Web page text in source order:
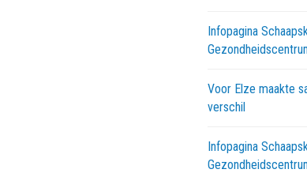
Infopagina
Voor Elze maakte
verschil
Infopagina